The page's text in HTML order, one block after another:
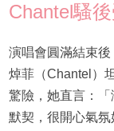
Chantel騷
演唱會圓滿結束
焯菲（Chantel）
驚險，她直言：
默契，很開心氣